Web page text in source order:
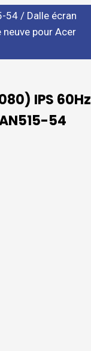
54 / Dalle écran
pour Acer
IPS 60Hz
54